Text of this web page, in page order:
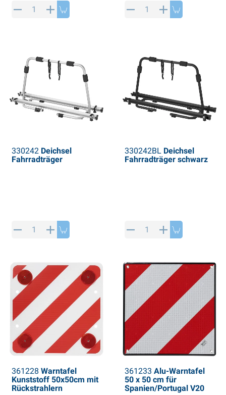
Artikel
330242Deichsel
Fahrradträger
330242BLDeichsel
Fahrradträger schwarz
361228 Warntafel
Kunststoff 50x50cm mit
Rückstrahlern
361233 Alu-Warntafel
50 x 50 cm für
Spanien/Portugal V20